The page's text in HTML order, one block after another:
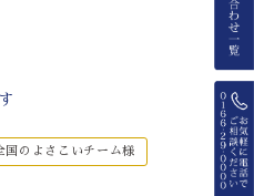
国のよさこいチーム様